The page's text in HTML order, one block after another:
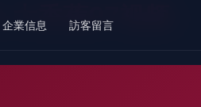
香蕉97视频-
企業信息 訪客留言